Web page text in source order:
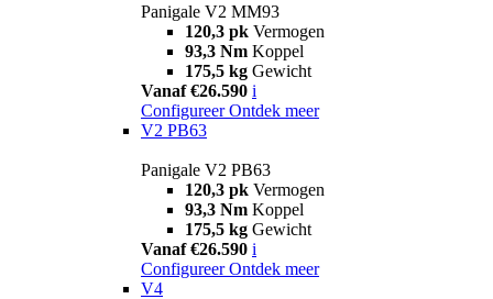
Panigale V2 MM93
120,3 pk Vermogen
93,3 Nm Koppel
175,5 kg Gewicht
Vanaf €26.590 i
Configureer Ontdek meer
V2 PB63
Panigale V2 PB63
120,3 pk Vermogen
93,3 Nm Koppel
175,5 kg Gewicht
Vanaf €26.590 i
Configureer Ontdek meer
V4